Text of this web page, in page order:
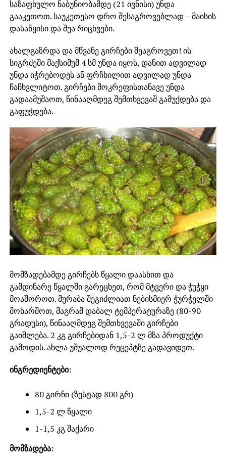
საზაფხულო ნაბუნიობამდე (21 ივნისი) უნდა
გააკეთოთ. საუკეთესო დრო შესაგროვებლად – მაისის
დასაწყისი და შუა რიცხვები.
ახალგაზრდა და მწვანე გირჩები შეაგროვეთ! ის
სიგრძეში მაქსიმუმ 4 სმ უნდა იყოს, დანით ადვილად
უნდა იჭრებოდეს ან ფრჩხილით ადვილად უნდა
ჩაჩხვლიტოთ. გირჩები მოკრეფისთანავე უნდა
გადაამუშაოთ, წინააღმდეგ შემთხვევაშ გამუქდება და
გაფუჭდება.
მომზადებამდე გირჩებს წყალი დაასხით და
გამდინარე წყალში გარეცხეთ, რომ მტვერი და ჭუჭყი
მოაშოროთ. მურაბა შეგიძლიათ ნებისმიერ ჭურჭელში
მოხარშოთ, მაგრამ დაბალ ტემპერატურაზე (80-90
გრადუსი), წინააღმდეგ შემთხვევაში გირჩები
გაიშლება. 2 კგ გირჩებიდან 1,5-2 ლ მზა პროდუქტი
გამოდის. ახლა უშუალოდ რეცეპტზე გადავიდეთ.
ინგრედიენტები:
80 გირჩი (ზუსტად 800 გრ)
1,5-2 ლ წყალი
1-1,5 კგ შაქარი
მომზადება: